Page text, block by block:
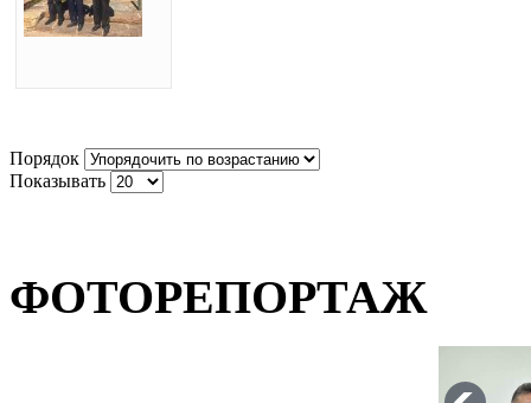
Порядок
Показывать
ФОТОРЕПОРТАЖ